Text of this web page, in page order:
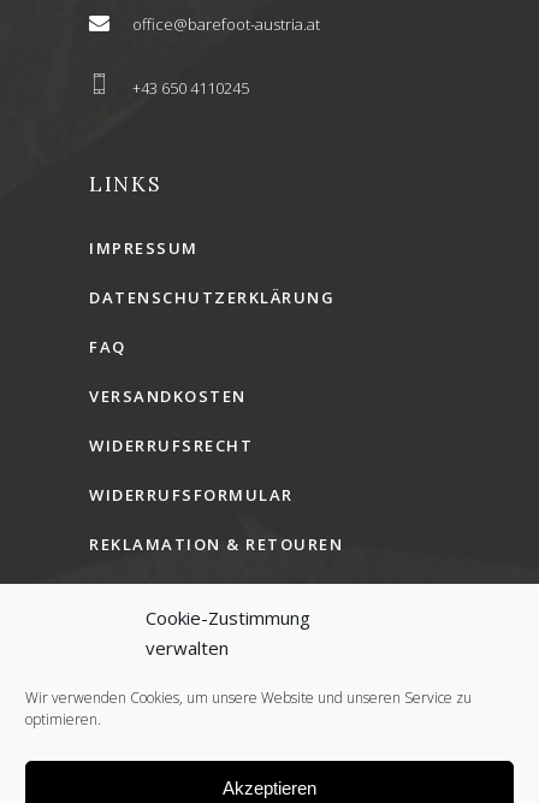
Cookie-Zustimmung
verwalten
Wir verwenden Cookies, um unsere Website und unseren Service zu
optimieren.
Akzeptieren
office@barefoot-austria.at
+43 650 4110245
LINKS
IMPRESSUM
DATENSCHUTZERKLÄRUNG
FAQ
VERSANDKOSTEN
WIDERRUFSRECHT
WIDERRUFSFORMULAR
REKLAMATION & RETOUREN
AGB (B2B)
COOKIE-RICHTLINIE (EU)